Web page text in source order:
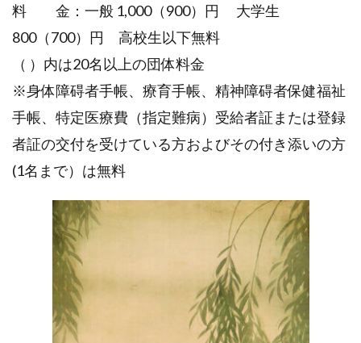
料 金：一般 1,000（900）円 大学生
800（700）円 高校生以下無料
（ ）内は20名以上の団体料金
※身体障碍者手帳、療育手帳、精神障碍者保健福祉
手帳、特定医療費（指定難病）受給者証または登録
者証の交付を受けている方およびその付き添いの方
(1名まで）は無料